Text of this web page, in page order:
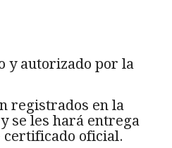
y autorizado por la
registrados en la
se les hará entrega
oficial.